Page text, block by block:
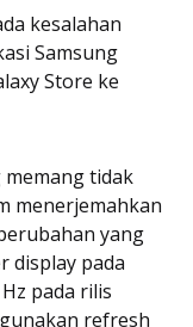
kesalahan
Samsung
Store ke
tidak
menerjemahkan
yang
display pada
pada rilis
refresh